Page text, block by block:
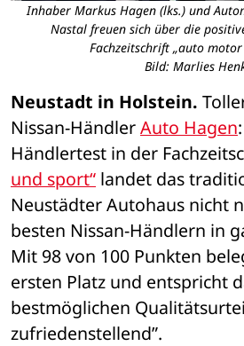
Inhaber Markus Hagen (lks.) und
Nastal freuen sich über die
Fachzeitschrift „auto
Bild: Marlies
Neustadt in Holstein.
Nissan-Händler Auto Hagen
Händlertest in der
und sport“ landet das
Neustädter Autohaus nicht
besten Nissan-Händlern in
Mit 98 von 100 Punkten
ersten Platz und entspricht
bestmöglichen
zufriedenstellend”.